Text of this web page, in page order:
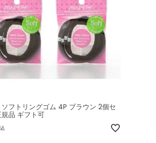
フトリングゴム 4P ブラウン 2個セ
規品 ギフト可